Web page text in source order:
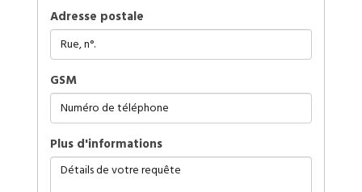
Adresse postale
GSM
plus d'informations